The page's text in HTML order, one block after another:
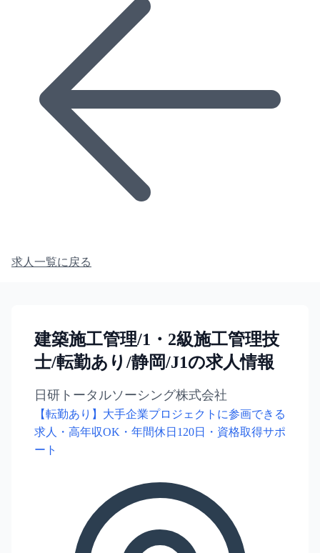
求人一覧に戻る
建築施工管理/1・2級施工管理技
士/転勤あり/静岡/J1の求人情報
日研トータルソーシング株式会社
【転勤あり】大手企業プロジェクトに参画できる
求人・高年収OK・年間休日120日・資格取得サポ
ート